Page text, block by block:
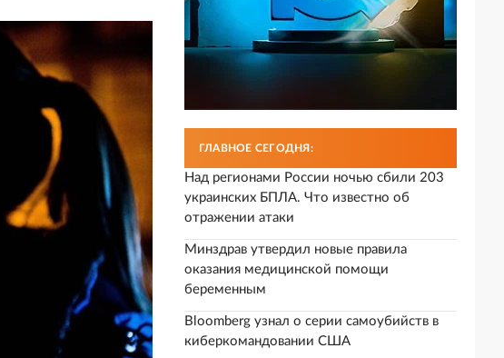
ГЛАВНОЕ СЕГОДНЯ:
Над регионами России ночью сбили 203
украинских БПЛА. Что известно об
отражении атаки
Минздрав утвердил новые правила
оказания медицинской помощи
беременным
Bloomberg узнал о серии самоубийств в
киберкомандовании США